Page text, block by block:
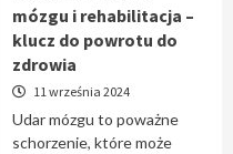
mózgu i rehabilitacja –
klucz do powrotu do
zdrowia
11 września 2024
Udar mózgu to poważne
schorzenie, które może